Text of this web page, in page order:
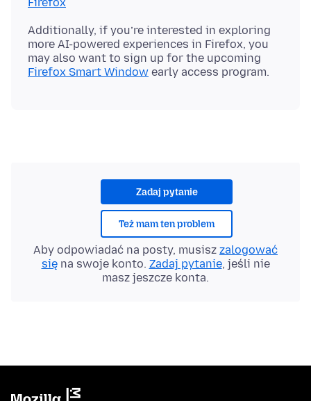
Additionally, if you’re interested in exploring
more AI-powered experiences in Firefox, you
may also want to sign up for the upcoming
Firefox Smart Window
Zadaj pytanie
Też mam ten problem
Aby odpowiadać na posty, musisz zalogować
sięna swoje konto. Zadaj pytanie, jeśli nie
masz jeszcze konta.